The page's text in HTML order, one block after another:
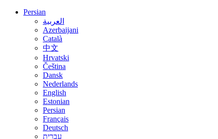
Persian
العربية
Azerbaijani
Català
中文
Hrvatski
Čeština
Dansk
Nederlands
English
Estonian
Persian
Français
Deutsch
עברית